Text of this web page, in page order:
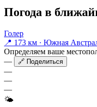
Погода в
Голер
📍 173 км · Южная
Определяем ваше
—
🔗 Поделиться
—
—
—
🌤